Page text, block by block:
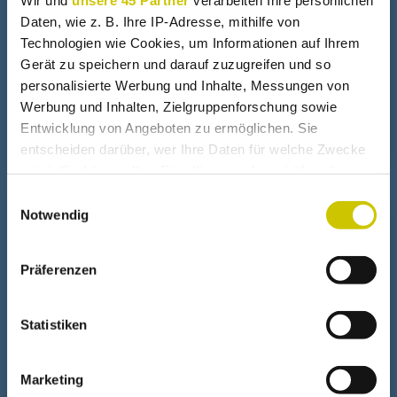
Daten, wie z. B. Ihre IP-Adresse, mithilfe von
Technologien wie Cookies, um Informationen auf Ihrem
Gerät zu speichern und darauf zuzugreifen und so
personalisierte Werbung und Inhalte, Messungen von
Werbung und Inhalten, Zielgruppenforschung sowie
Entwicklung von Angeboten zu ermöglichen. Sie
entscheiden darüber, wer Ihre Daten für welche Zwecke
Trigger Symbol ändern oder widerrufen
Informationen über Ihre geografische Lage erfassen,
Ihr Gerät durch aktives Scannen nach bestimmten
Erfahren Sie mehr darüber, wie Ihre persönlichen Daten
verarbeitet werden, und legen Sie Ihre Präferenzen im
Notwendig
Präferenzen
Statistiken
Marketing
So nicht
Gratis Fresnel Linsen ?
+
Solarheizung